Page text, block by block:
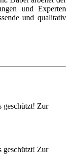
und Experten
und qualitativ
geschützt! Zur
geschützt! Zur